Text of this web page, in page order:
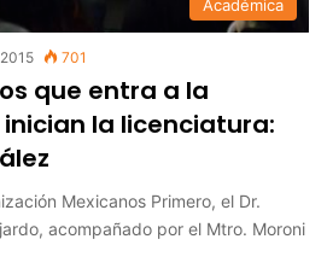
Académica
701
que entra a la
la licenciatura:
Mexicanos Primero, el Dr.
acompañado por el Mtro. Moroni